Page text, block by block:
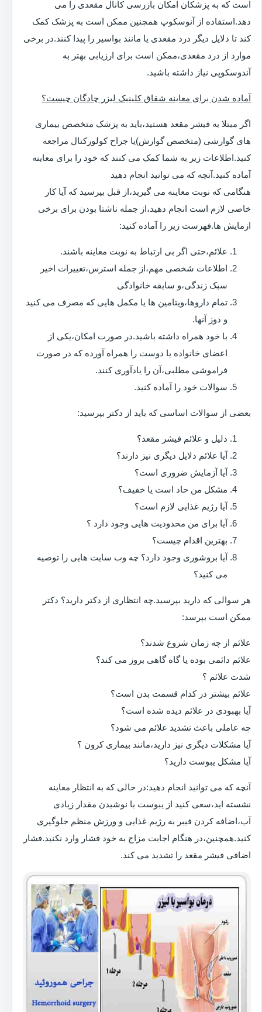
است که به پزشکان امکان بازرسی کانال مقعدی را می
دهد.استفاده از آنوسکوپ همچنین ممکن است به پزشک کمک
کند تا دلایل دیگر درد مقعدی یا مانند بواسیر را پیدا کنند.در برخی
موارد از درد مقعدی،ممکن است برای ارزیابی بهتر به
آندوسکوپی نیاز داشته باشید.
آماده شدن برای معاینه شقاق کلینیک لیزر چادگان چیست؟
اگر مبتلا به فیشر مقعد هستید،باید به پزشک متخصص بیماری
های گوارشی (متخصص گوارش)یا جراح کولورکتال مراجعه
کنید.اطلاعات زیر به شما کمک می کنند که خود را برای معاینه
آماده کنید.آنچه که می توانید انجام دهید
هنگامی که نوبت معاینه می گیرید،از قبل بپرسید که آیا کار
خاصی لازم است انجام دهید،از جمله ناشتا بودن برای برخی
ازمایش ها.فهرست زیر را آماده کنید:
علائم،حتی اگر بی ارتباط به نوبت معاینه باشند.
اطلاعات شخصی مهم،از جمله استرس،تغییرات اخیر
سبک زندگی،و سابقه خانوادگی
تمام داروها،ویتامین ها یا مکمل هایی که مصرف می کنید
و دوز آنها.
با خود همراه داشته باشید.در صورت امکان،یکی از
اعضای خانواده یا دوست را همراه آورده که در صورت
فراموشی مطلبی،آن را یادآوری کنند.
سوالات خود را آماده کنید.
بعضی از سوالات اساسی که باید از دکتر بپرسید:
دلیل و علائم فیشر مقعد؟
آیا علائم دلایل دیگری نیز دارند؟
آیا آزمایش ضروری است؟
مشکل من حاد است یا خفیف؟
آیا رژیم غذایی لازم است؟
آیا برای من محدودیت هایی وجود دارد ؟
بهترین اقدام چیست؟
آیا بروشوری وجود دارد؟ چه وب سایت هایی را توصیه
می کنید؟
هر سوالی که دارید بپرسید.چه انتظاری از دکتر دارید؟ دکتر
ممکن است بپرسد:
علائم از چه زمان شروع شدند؟
علائم دائمی بوده یا گاه گاهی بروز می کند؟
شدت علائم ؟
علائم بیشتر در کدام قسمت بدن است؟
آیا بهبودی در علائم دیده شده است؟
چه عاملی باعث تشدید علائم می شود؟
آیا مشکلات دیگری نیز دارید،مانند بیماری کرون ؟
آیا مشکل یبوست دارید؟
آنچه که می توانید انجام دهید:در حالی که به انتظار معاینه
نشسته اید،سعی کنید از یبوست با نوشیدن مقدار زیادی
آب،اضافه کردن فیبر به رژیم غذایی و ورزش منظم جلوگیری
کنید.همچنین،در هنگام اجابت مزاج به خود فشار وارد نکنید.فشار
اضافی فیشر مقعد را تشدید می کند.